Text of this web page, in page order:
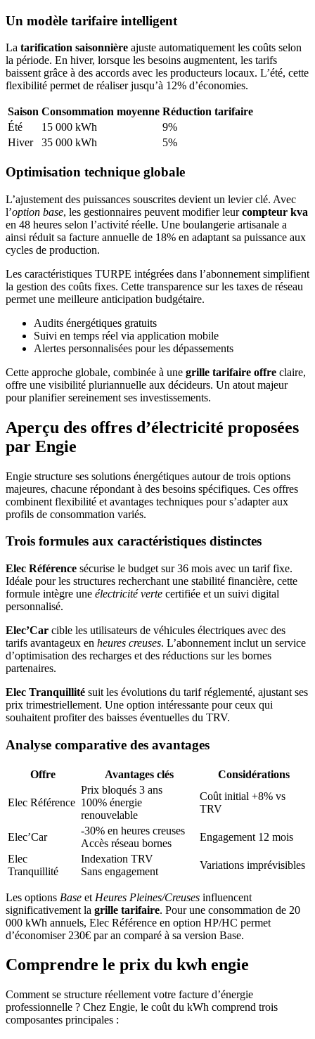
Un modèle tarifaire intelligent
La tarification saisonnière ajuste automatiquement les coûts selon
la période. En hiver, lorsque les besoins augmentent, les tarifs
baissent grâce à des accords avec les producteurs locaux. L’été, cette
flexibilité permet de réaliser jusqu’à 12% d’économies.
Saison Consommation moyenne Réduction tarifaire
Été
15 000 kWh
9%
Hiver
35 000 kWh 5%
Optimisation technique globale
L’ajustement des puissances souscrites devient un levier clé. Avec
l’option base, les gestionnaires peuvent modifier leurcompteur kva
en 48 heures selon l’activité réelle. Une boulangerie artisanale a
ainsi réduit sa facture annuelle de 18% en adaptant sa puissance aux
cycles de production.
Les caractéristiques TURPE intégrées dans l’abonnement simplifient
la gestion des coûts fixes. Cette transparence sur les taxes de réseau
permet une meilleure anticipation budgétaire.
Audits énergétiques gratuits
Suivi en temps réel via application mobile
Alertes personnalisées pour les dépassements
Cette approche globale, combinée à une grille tarifaire offre claire,
offre une visibilité pluriannuelle aux décideurs. Un atout majeur
pour planifier sereinement ses investissements.
Aperçu des offres d’électricité proposées
par Engie
Engie structure ses solutions énergétiques autour de trois options
majeures, chacune répondant à des besoins spécifiques. Ces offres
combinent flexibilité et avantages techniques pour s’adapter aux
profils de consommation variés.
Trois formules aux caractéristiques distinctes
Elec Référence sécurise le budget sur 36 mois avec un tarif fixe.
Idéale pour les structures recherchant une stabilité financière, cette
formule intègre une électricité verte certifiée et un suivi digital
personnalisé.
Elec’Car cible les utilisateurs de véhicules électriques avec des
tarifs avantageux en heures creuses. L’abonnement inclut un service
d’optimisation des recharges et des réductions sur les bornes
partenaires.
Elec Tranquillité suit les évolutions du tarif réglementé, ajustant ses
prix trimestriellement. Une option intéressante pour ceux qui
souhaitent profiter des baisses éventuelles du TRV.
Analyse comparative des avantages
Offre Avantages clés Considérations
Elec Référence
Prix bloqués 3 ans
100% énergie
renouvelable
Coût initial +8% vs
TRV
Elec’Car
-30% en heures creuses
Accès réseau bornes
Engagement 12 mois
Elec
Tranquillité
Indexation TRV
Sans engagement
Variations imprévisibles
Les options Base et Heures Pleines/Creuses influencent
significativement la grille tarifaire. Pour une consommation de 20
000 kWh annuels, Elec Référence en option HP/HC permet
d’économiser 230€ par an comparé à sa version Base.
Comprendre le prix du kwh engie
Comment se structure réellement votre facture d’énergie
professionnelle ? Chez Engie, le coût du kWh comprend trois
composantes principales :